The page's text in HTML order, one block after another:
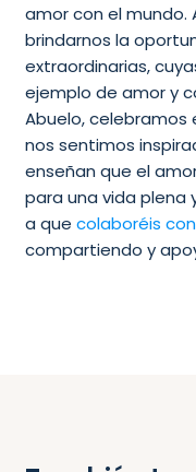
amor con el mundo.
brindarnos la
extraordinarias,
ejemplo de amor y
Abuelo, celebramos
nos sentimos
enseñan que el
para una vida plena
a que colaboréis
compartiendo y